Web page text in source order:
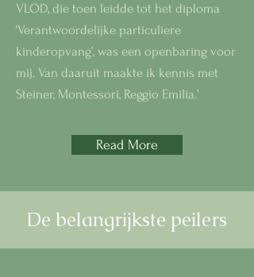
VLOD, die toen leidde tot het diploma
‘Verantwoordelijke particuliere
kinderopvang’, was een openbaring voor
mij. Van daaruit maakte ik kennis met
Steiner, Montessori, Reggio Emilia.’
Read More
De belangrijkste peilers